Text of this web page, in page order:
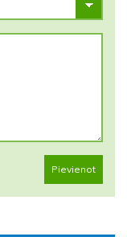
Pievienot